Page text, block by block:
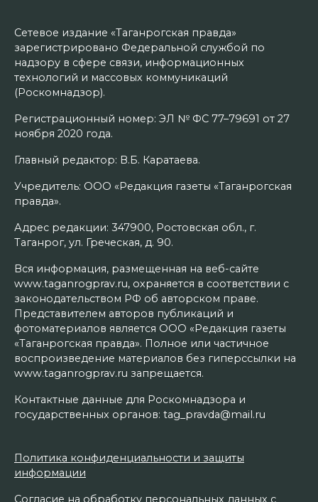
Сетевое издание «Таганрогская правда»
зарегистрировано Федеральной службой по
надзору в сфере связи, информационных
технологий и массовых коммуникаций
(Роскомнадзор).
Регистрационный номер: ЭЛ № ФС 77–79691 от 27
ноября 2020 года.
Главный редактор: В.Б. Каратаева.
Учредитель: ООО «Редакция газеты «Таганрогская
правда».
Адрес редакции: 347900, Ростовская обл., г.
Таганрог, ул. Греческая, д. 90.
Вся информация, размещенная на веб-сайте
www.taganrogprav.ru, охраняется в соответствии с
законодательством РФ об авторском праве.
Представителем авторов публикаций и
фотоматериалов является ООО «Редакция газеты
«Таганрогская правда». Полное или частичное
воспроизведение материалов без гиперссылки на
www.taganrogprav.ru запрещается.
Контактные данные для Роскомнадзора и
государственных органов: tag_pravda@mail.ru
Политика конфиденциальности и защиты
информации
Согласие на обработку персональных данных с